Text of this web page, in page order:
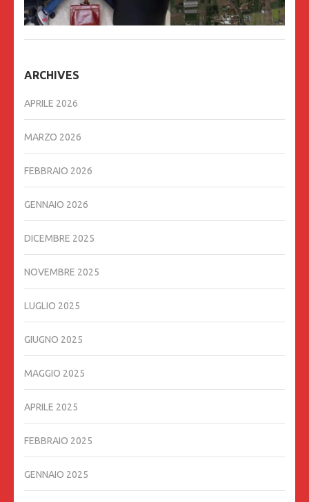
ARCHIVES
APRILE 2026
MARZO 2026
FEBBRAIO 2026
GENNAIO 2026
DICEMBRE 2025
NOVEMBRE 2025
LUGLIO 2025
GIUGNO 2025
MAGGIO 2025
APRILE 2025
FEBBRAIO 2025
GENNAIO 2025